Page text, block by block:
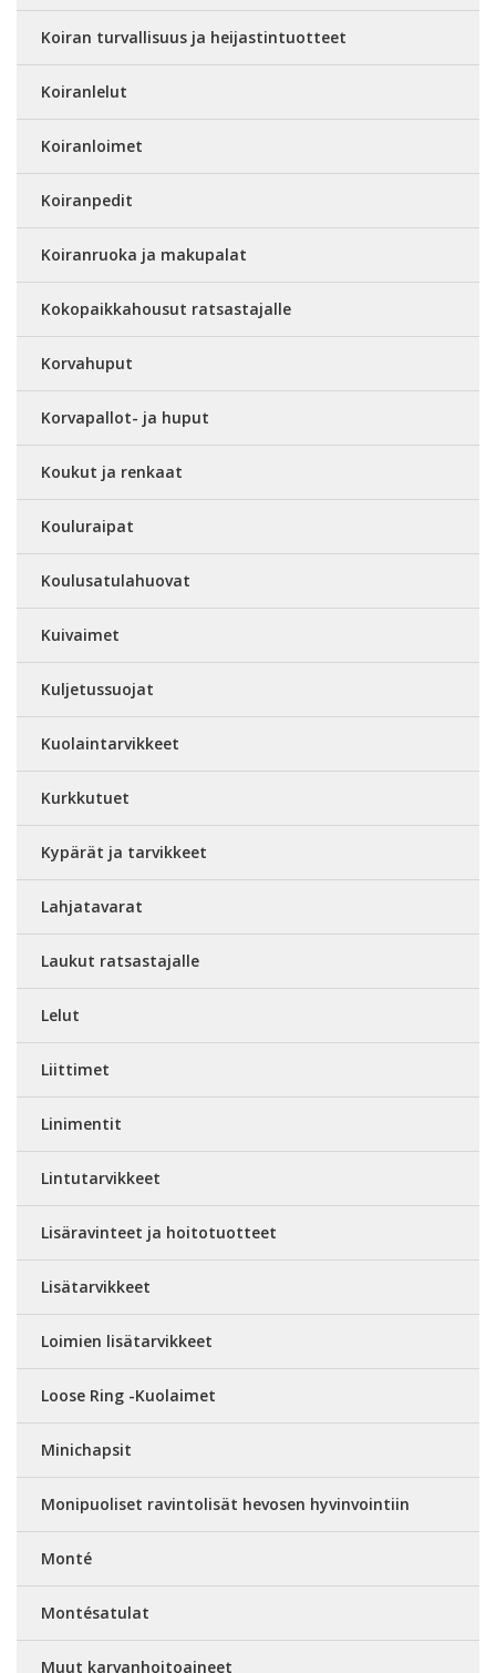
Koiran turvallisuus ja heijastintuotteet
Koiranlelut
Koiranloimet
Koiranpedit
Koiranruoka ja makupalat
Kokopaikkahousut ratsastajalle
Korvahuput
Korvapallot- ja huput
Koukut ja renkaat
Kouluraipat
Koulusatulahuovat
Kuivaimet
Kuljetussuojat
Kuolaintarvikkeet
Kurkkutuet
Kypärät ja tarvikkeet
Lahjatavarat
Laukut ratsastajalle
Lelut
Liittimet
Linimentit
Lintutarvikkeet
Lisäravinteet ja hoitotuotteet
Lisätarvikkeet
Loimien lisätarvikkeet
Loose Ring -Kuolaimet
Minichapsit
Monipuoliset ravintolisät hevosen hyvinvointiin
Monté
Montésatulat
Muut karvanhoitoaineet